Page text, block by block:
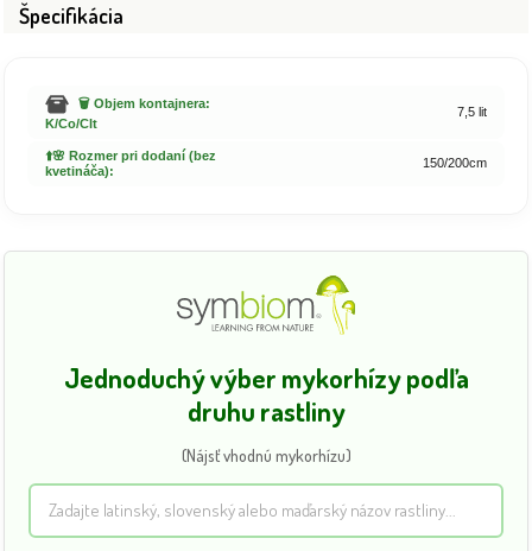
Špecifikácia
🗑️ Objem kontajnera:
K/Co/Clt
7,5 lit
⬆️🌸 Rozmer pri dodaní (bez
kvetináča):
150/200cm
Jednoduchý výber mykorhízy podľa
druhu rastliny
(Nájsť vhodnú mykorhízu)